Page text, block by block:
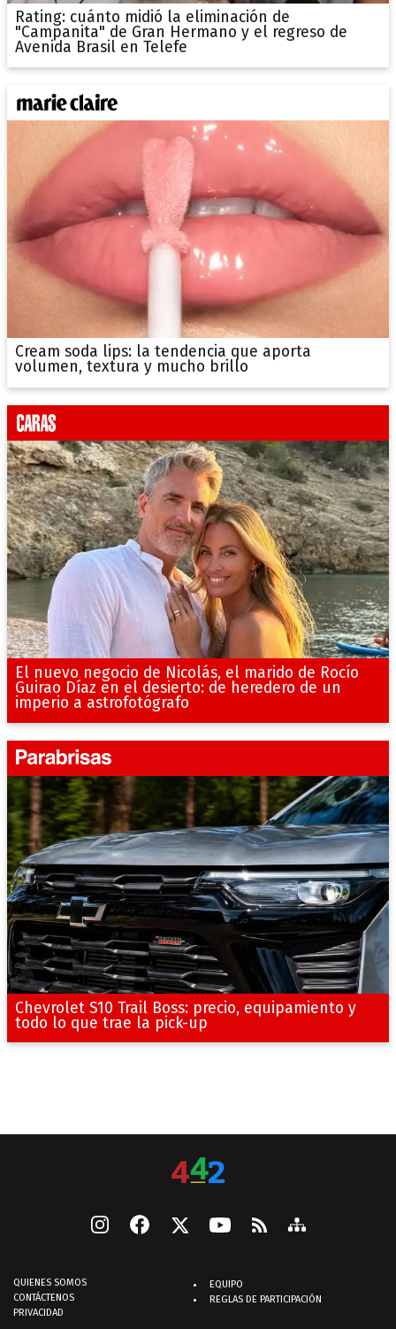
Rating: cuánto midió la eliminación de
"Campanita" de Gran Hermano y el regreso de
Avenida Brasil en Telefe
Cream soda lips: la tendencia que aporta
volumen, textura y mucho brillo
El nuevo negocio de Nicolás, el marido de Rocío
Guirao Díaz en el desierto: de heredero de un
imperio a astrofotógrafo
Chevrolet S10 Trail Boss: precio, equipamiento y
todo lo que trae la pick-up
QUIENES SOMOS
CONTÁCTENOS
PRIVACIDAD
EQUIPO
REGLAS DE PARTICIPACIÓN